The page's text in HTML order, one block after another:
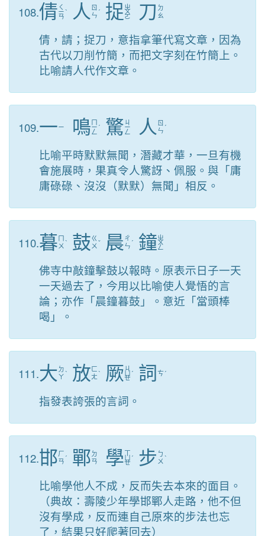
108.倩 ㄑ
ㄧ
ㄢ
ˋ 人 ㄖ
ㄣ ˊ 捉 ㄓ
ㄨ
ㄛ 刀 ㄉ
ㄠ
倩，請；捉刀，意指拿筆代寫文章，因為
古代以刀削竹簡，而把文字刻在竹簡上。
比喻請人代作文章。
109.一ㄧ 鳴 ㄇ
ㄧ
ㄥ
ˊ 驚 ㄐ
ㄧ
ㄥ 人 ㄖ
ㄣ ˊ
比喻平時默默無聞，潛藏才華，一旦有機
會施展時，果真令人驚訝、佩服。與「庸
庸碌碌、沒沒（默默）無聞」相反。
110.暮 ㄇ
ㄨ ˋ 鼓ㄍ
ㄨ ˇ 晨ㄔ
ㄣ ˊ 鐘ㄓ
ㄨ
ㄥ
佛寺中敲鐘擊鼓以報時。原表示日子一天
一天過去了，今用以比喻使人覺悟的言
論；亦作「晨鐘暮鼓」。意近「當頭棒
喝」。
111.大 ㄉ
ㄚˋ 放 ㄈ
ㄤˋ 厥 ㄐ
ㄩ
ㄝ
ˊ 詞 ㄘˊ
指發表誇張的言詞。
112.邯ㄏ
ㄢ ˊ 鄲 ㄉ
ㄢ
學ㄒ
ㄩ
ㄝ
ˊ 步 ㄅ
ㄨ ˋ
比喻學他人不成，反而失去本來的面目。
（典故：壽陵少年學邯鄲人走路，他不但
沒有學成，反而連自己原來的步法也忘
了，結果只好爬著回去）